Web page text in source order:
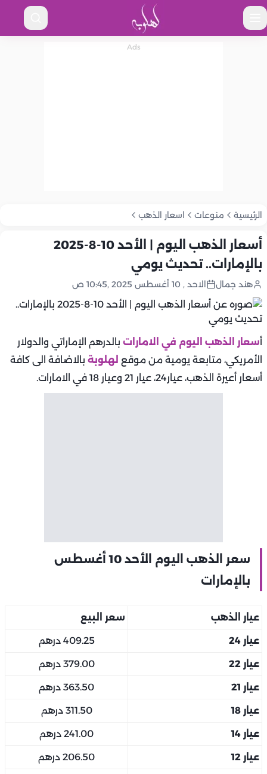
الرئيسية منوعات اسعار الذهب
أسعار الذهب اليوم | الأحد 10-8-2025
بالإمارات.. تحديث يومي
هند جمال الاحد , 10 أغسطس 2025 ,10:45 ص
أسعار الذهب اليوم في الامارات بالدرهم الإماراتي والدولار
الأمريكي، متابعة يومية من موقع لهلوبة بالاضافة الى كافة
أسعار أعيرة الذهب، عيار24، عيار 21 وعيار 18 في الامارات.
سعر الذهب اليوم الأحد 10 أغسطس
بالإمارات
عيار الذهب سعر البيع
عيار 24 409.25 درهم
عيار 22 379.00 درهم
عيار 21 363.50 درهم
عيار 18 311.50 درهم
عيار 14 241.00 درهم
عيار 12 206.50 درهم